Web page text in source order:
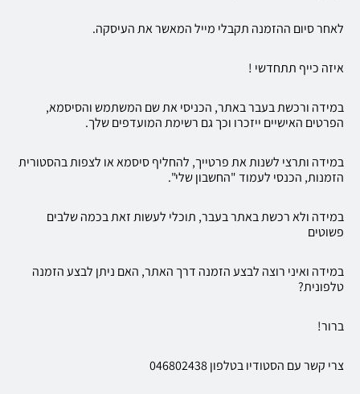
לאחר סיום ההזמנה תקבלי מייל המאשר את העיסקה.
איזה כייף תתחדשי !
במידה ורכשת בעבר באתר, הכניסי את שם המשתמש והסיסמא,
הפרטים האישיים ייזכרו וכך גם רשימת המועדפים שלך.
במידה ותרצי לשנות את פרטייך, להחליף סיסמא או לצפות בהסטורית
הזמנות, הכנסי לעמוד "החשבון שלי".
במידה ולא רכשת באתר בעבר, תוכלי לעשות זאת בכמה שלבים
פשוטים
במידה ואיני רוצה לבצע הזמנה דרך האתר, האם ניתן לבצע הזמנה
טלפונית?
ברור!
צרי קשר עם הסטודיו בטלפון 046802438